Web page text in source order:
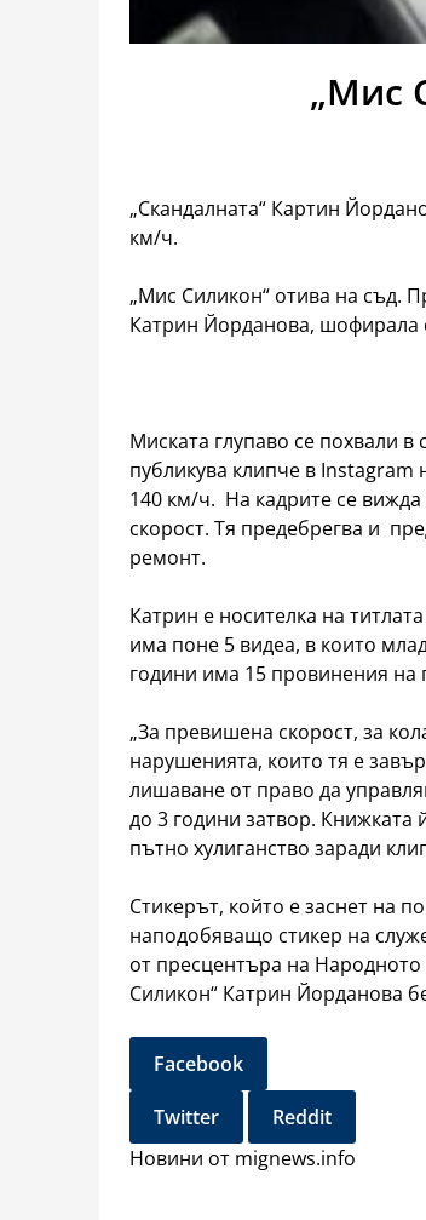
„Мис
„Скандалната“ Картин
км/ч.
„Мис Силикон“ отива на съд.
Катрин Йорданова, шофирала
Миската глупаво се похвали
публикува клипче в Instagram
140 км/ч. На кадрите се
скорост. Тя предебрегва и
ремонт.
Катрин е носителка на
има поне 5 видеа, в които
години има 15 провинения на
„За превишена скорост, за
нарушенията, които тя е
лишаване от право да
до 3 години затвор. Книжката
пътно хулиганство заради
Стикерът, който е заснет на
наподобяващо стикер на
от пресцентъра на
Силикон“ Катрин Йорданова
Facebook
Twitter
Reddit
Новини от mignews.info